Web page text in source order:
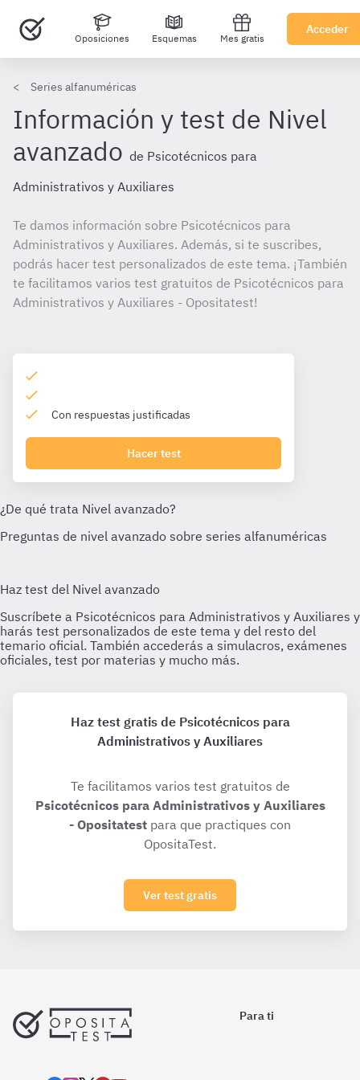
Oposiciones Esquemas Mes gratis
Acceder
Series alfanuméricas
Información y test de Nivel
avanzado de Psicotécnicos para
Administrativos y Auxiliares
Te damos información sobre Psicotécnicos para
Administrativos y Auxiliares. Además, si te suscribes,
podrás hacer test personalizados de este tema. ¡También
te facilitamos varios test gratuitos de Psicotécnicos para
Administrativos y Auxiliares - Opositatest!
Con respuestas justificadas
Hacer test
Haz test gratis de Psicotécnicos para
Administrativos y Auxiliares
Te facilitamos varios test gratuitos de
Psicotécnicos para Administrativos y Auxiliares
- Opositatest para que practiques con
OpositaTest.
Ver test gratis
Para ti